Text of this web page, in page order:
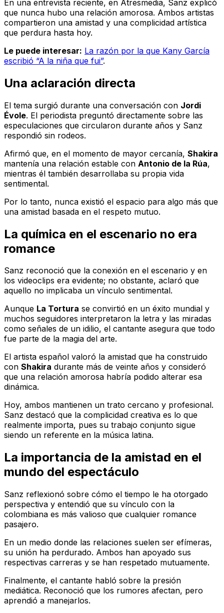
En una entrevista reciente, en Atresmedia, Sanz explicó
que nunca hubo una relación amorosa. Ambos artistas
compartieron una amistad y una complicidad artística
que perdura hasta hoy.
Le puede interesar: La razón por la que Kany García
escribió “A la niña que fui”.
Una aclaración directa
El tema surgió durante una conversación con Jordi
Évole. El periodista preguntó directamente sobre las
especulaciones que circularon durante años y Sanz
respondió sin rodeos.
Afirmó que, en el momento de mayor cercanía, Shakira
mantenía una relación estable con Antonio de la Rúa,
mientras él también desarrollaba su propia vida
sentimental.
Por lo tanto, nunca existió el espacio para algo más que
una amistad basada en el respeto mutuo.
La química en el escenario no era
romance
Sanz reconoció que la conexión en el escenario y en
los videoclips era evidente; no obstante, aclaró que
aquello no implicaba un vínculo sentimental.
Aunque La Tortura se convirtió en un éxito mundial y
muchos seguidores interpretaron la letra y las miradas
como señales de un idilio, el cantante asegura que todo
fue parte de la magia del arte.
El artista español valoró la amistad que ha construido
con Shakira durante más de veinte años y consideró
que una relación amorosa habría podido alterar esa
dinámica.
Hoy, ambos mantienen un trato cercano y profesional.
Sanz destacó que la complicidad creativa es lo que
realmente importa, pues su trabajo conjunto sigue
siendo un referente en la música latina.
La importancia de la amistad en el
mundo del espectáculo
Sanz reflexionó sobre cómo el tiempo le ha otorgado
perspectiva y entendió que su vínculo con la
colombiana es más valioso que cualquier romance
pasajero.
En un medio donde las relaciones suelen ser efímeras,
su unión ha perdurado. Ambos han apoyado sus
respectivas carreras y se han respetado mutuamente.
Finalmente, el cantante habló sobre la presión
mediática. Reconoció que los rumores afectan, pero
aprendió a manejarlos.